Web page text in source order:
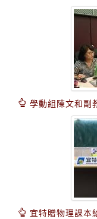
學動組陳文和副
宜特贈物理課本